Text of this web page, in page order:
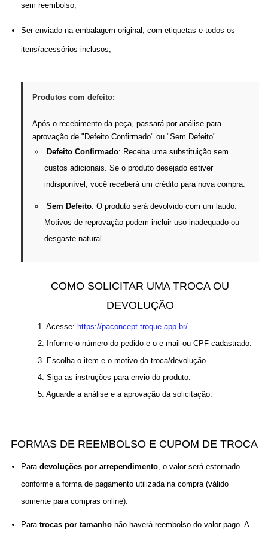
sem reembolso;
Ser enviado na embalagem original, com etiquetas e todos os
itens/acessórios inclusos;
Produtos com defeito:
Após o recebimento da peça, passará por análise para
aprovação de "Defeito Confirmado" ou "Sem Defeito"
Defeito Confirmado: Receba uma substituição sem
custos adicionais. Se o produto desejado estiver
indisponível, você receberá um crédito para nova compra.
Sem Defeito: O produto será devolvido com um laudo.
Motivos de reprovação podem incluir uso inadequado ou
desgaste natural.
COMO SOLICITAR UMA TROCA OU
DEVOLUÇÃO
1. Acesse: https://paconcept.troque.app.br/
2. Informe o número do pedido e o e-mail ou CPF cadastrado.
3. Escolha o item e o motivo da troca/devolução.
4. Siga as instruções para envio do produto.
5. Aguarde a análise e a aprovação da solicitação.
FORMAS DE REEMBOLSO E CUPOM DE TROCA
Para devoluções por arrependimento , o valor será estornado
conforme a forma de pagamento utilizada na compra (válido
somente para compras online).
Para trocas por tamanho não haverá reembolso do valor pago. A